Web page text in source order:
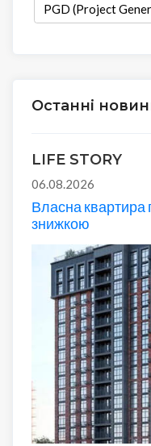
PGD (Project
Останні
LIFE STORY
06.08.2026
Власна квартира
знижкою